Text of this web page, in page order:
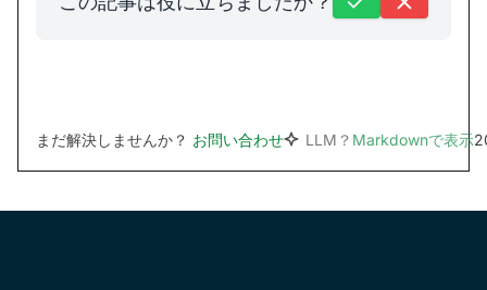
まだ解決しませんか？ お問い合わせ LLM？ Markdownで表示